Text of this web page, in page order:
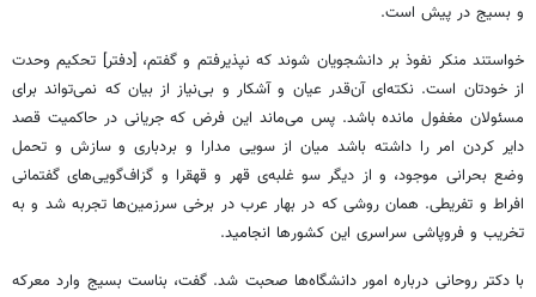
و بسیج در پیش است.
خواستند منکر نفوذ بر دانشجویان شوند که نپذیرفتم و گفتم، [دفتر] تحکیم وحدت
از خودتان است. نکته‌ای آن‌قدر عیان و آشکار و بی‌نیاز از بیان که نمی‌تواند برای
مسئولان مغفول مانده باشد. پس می‌ماند این فرض که جریانی در حاکمیت قصد
دایر کردن امر را داشته باشد میان از سویی مدارا و بردباری و سازش و تحمل
وضع بحرانی موجود، و از دیگر سو غلبه‌ی قهر و قهقرا و گزاف‌گویی‌های گفتمانی
افراط و تفریطی. همان روشی که در بهار عرب در برخی سرزمین‌ها تجربه شد و به
تخریب و فروپاشی سراسری این کشورها انجامید.
با دکتر روحانی درباره امور دانشگاه‌ها صحبت شد. گفت، بناست بسیج وارد معرکه